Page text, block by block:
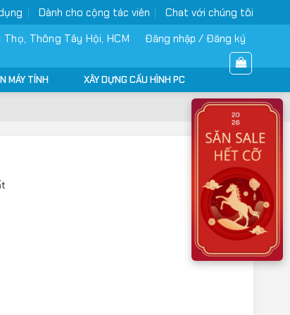
Dành cho cộng tác viên Chat với chúng tôi
Thông Tây Hội, HCM Đăng nhập / Đăng ký
MÁY TÍNH XÂY DỰNG CẤU HÌNH PC